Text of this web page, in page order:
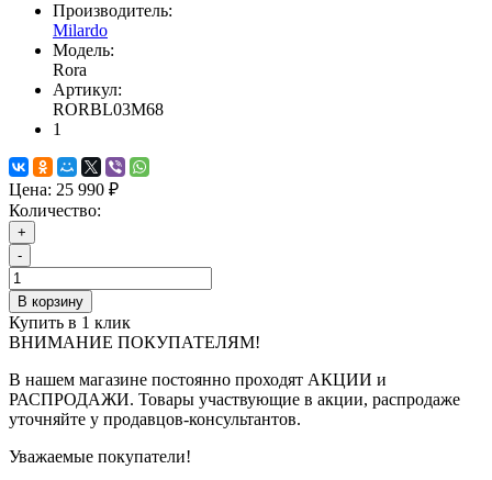
Производитель:
Milardo
Модель:
Rora
Артикул:
RORBL03M68
1
Цена: 25 990 ₽
Количество:
+
-
В корзину
Купить в 1 клик
ВНИМАНИЕ ПОКУПАТЕЛЯМ!
В нашем магазине постоянно проходят АКЦИИ и
РАСПРОДАЖИ. Товары участвующие в акции, распродаже
уточняйте у продавцов-консультантов.
Уважаемые покупатели!